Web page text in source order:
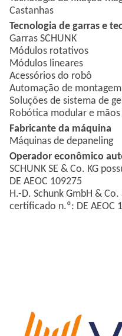
Castanhas
Tecnologia de garras e
Garras SCHUNK
Módulos rotativos
Módulos lineares
Acessórios do robô
Automação de
Soluções de sistema de
Robótica modular e
Fabricante da máquina
Máquinas de depaneling
Operador econômico
SCHUNK SE & Co. KG
DE AEOC 109275
H.-D. Schunk GmbH &
certificado n.º: DE AEOC